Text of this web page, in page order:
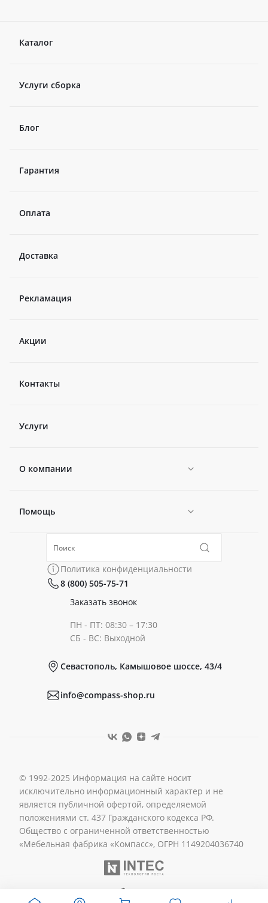
Каталог
Услуги сборка
Блог
Гарантия
Оплата
Доставка
Рекламация
Акции
Контакты
Услуги
О компании
Новости
Политика конфиденциальности
Помощь
Коллекции
Политика конфиденциальности
8 (800) 505-75-71
Заказать звонок
ПН - ПТ: 08:30 – 17:30
СБ - ВС: Выходной
Севастополь, Камышовое шоссе, 43/4
info@compass-shop.ru
© 1992-2025 Информация на сайте носит
исключительно информационный характер и не
является публичной офертой, определяемой
положениями ст. 437 Гражданского кодекса РФ.
Общество с ограниченной ответственностью
«Мебельная фабрика «Компасс», ОГРН 1149204036740